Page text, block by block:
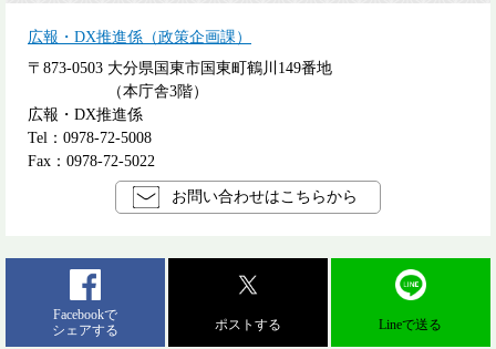
広報・DX推進係（政策企画課）
〒873-0503 大分県国東市国東町鶴川149番地
（本庁舎3階）
広報・DX推進係
Tel：0978-72-5008
Fax：0978-72-5022
お問い合わせはこちらから
Facebookで
シェアする
ポストする Lineで送る